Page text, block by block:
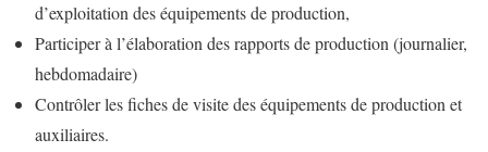
d’exploitation des équipements de production,
Participer à l’élaboration des rapports de production (journalier,
hebdomadaire)
Contrôler les fiches de visite des équipements de production et
auxiliaires.